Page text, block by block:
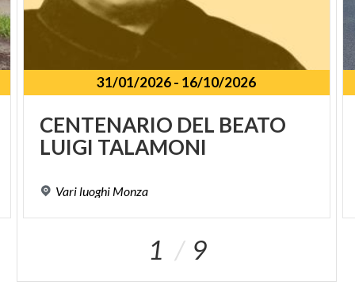
31/01/2026- 16/10/2026
CENTENARIO DEL BEATO
LUIGI TALAMONI
Vari luoghi Monza
1 9